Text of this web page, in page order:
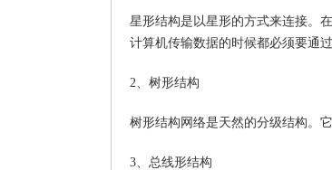
星形结构是以星形的方式来连接。
计算机传输数据的时候都必须要通
2、树形结构
树形结构网络是天然的分级结构。
3、总线形结构